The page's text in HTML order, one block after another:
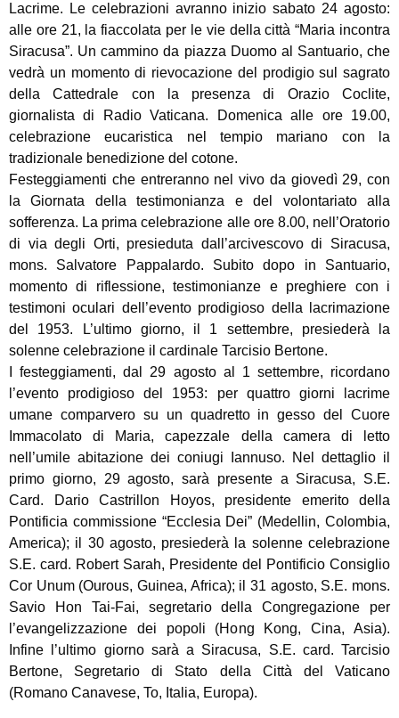
Lacrime. Le celebrazioni avranno inizio sabato 24 agosto:
alle ore 21, la fiaccolata per le vie della città “Maria incontra
Siracusa”. Un cammino da piazza Duomo al Santuario, che
vedrà un momento di rievocazione del prodigio sul sagrato
della Cattedrale con la presenza di Orazio Coclite,
giornalista di Radio Vaticana. Domenica alle ore 19.00,
celebrazione eucaristica nel tempio mariano con la
tradizionale benedizione del cotone.
Festeggiamenti che entreranno nel vivo da giovedì 29, con
la Giornata della testimonianza e del volontariato alla
sofferenza. La prima celebrazione alle ore 8.00, nell’Oratorio
di via degli Orti, presieduta dall’arcivescovo di Siracusa,
mons. Salvatore Pappalardo. Subito dopo in Santuario,
momento di riflessione, testimonianze e preghiere con i
testimoni oculari dell’evento prodigioso della lacrimazione
del 1953. L’ultimo giorno, il 1 settembre, presiederà la
solenne celebrazione il cardinale Tarcisio Bertone.
I festeggiamenti, dal 29 agosto al 1 settembre, ricordano
l’evento prodigioso del 1953: per quattro giorni lacrime
umane comparvero su un quadretto in gesso del Cuore
Immacolato di Maria, capezzale della camera di letto
nell’umile abitazione dei coniugi Iannuso. Nel dettaglio il
primo giorno, 29 agosto, sarà presente a Siracusa, S.E.
Card. Dario Castrillon Hoyos, presidente emerito della
Pontificia commissione “Ecclesia Dei” (Medellin, Colombia,
America); il 30 agosto, presiederà la solenne celebrazione
S.E. card. Robert Sarah, Presidente del Pontificio Consiglio
Cor Unum (Ourous, Guinea, Africa); il 31 agosto, S.E. mons.
Savio Hon Tai-Fai, segretario della Congregazione per
l’evangelizzazione dei popoli (Hong Kong, Cina, Asia).
Infine l’ultimo giorno sarà a Siracusa, S.E. card. Tarcisio
Bertone, Segretario di Stato della Città del Vaticano
(Romano Canavese, To, Italia, Europa).